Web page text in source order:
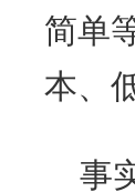
简单
本、
事